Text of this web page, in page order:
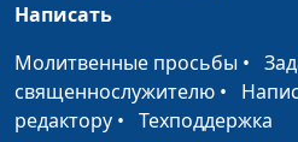
Всё с умом: жизнь,
Самый сильный
воспитательный
Написать
Молитвенные просьбы •
священнослужителю •
редактору • Техподдержка